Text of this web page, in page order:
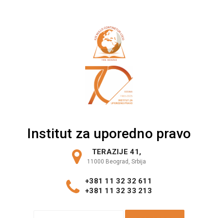
Institut za uporedno pravo
TERAZIJE 41,
11000 Beograd, Srbija
+381 11 32 32 611
+381 11 32 33 213